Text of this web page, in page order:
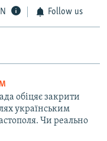
Follow us
обіцяє закрити
українським
Чи реально